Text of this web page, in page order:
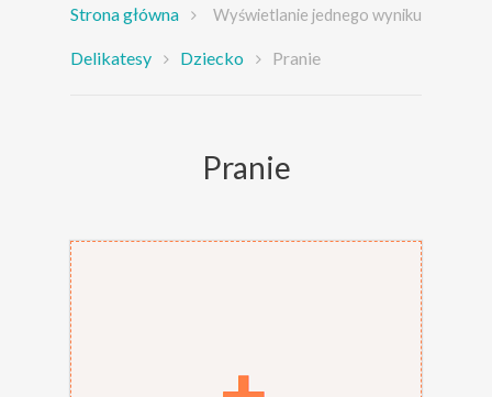
Wyświetlanie jednego wyniku
Strona główna
Delikatesy Dziecko Pranie
Pranie